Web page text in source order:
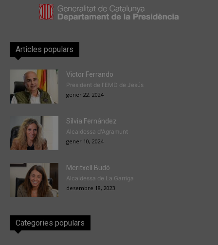
Articles populars
Victor Ferrando
President de l'EMD de Jesús
gener 22, 2024
Sílvia Fernández
Alcaldessa d'Agramunt
gener 10, 2024
Meritxell Budó
Alcaldessa de La Garriga
desembre 18, 2023
Categories populars